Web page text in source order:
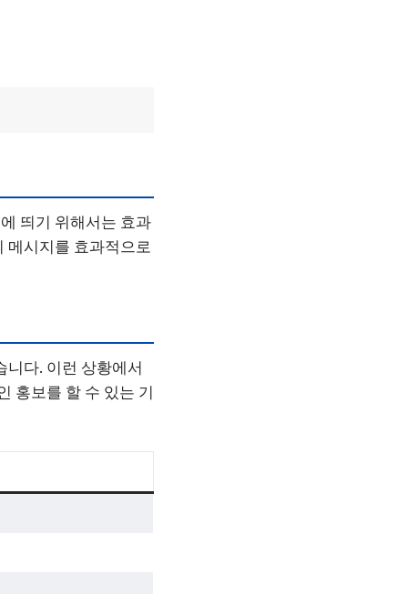
띄기 위해서는 효과
메시지를 효과적으로
니다. 이런 상황에서
홍보를 할 수 있는 기